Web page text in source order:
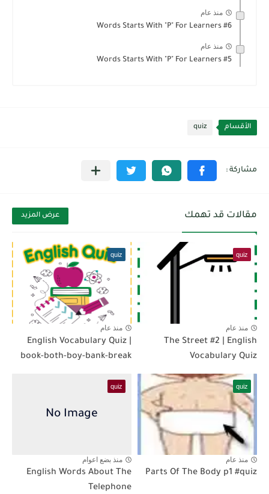
منذ عام
Words Starts With "P" For Learners #6
منذ عام
Words Starts With "P" For Learners #5
الأقسام quiz
مقالات قد تهمك عرض المزيد
quiz
منذ عام
The Street #2 | English
Vocabulary Quiz
quiz
منذ عام
English Vocabulary Quiz |
book-both-boy-bank-break
quiz
منذ عام
Parts Of The Body p1 #quiz
quiz
منذ بضع اعوام
English Words About The
Telephone